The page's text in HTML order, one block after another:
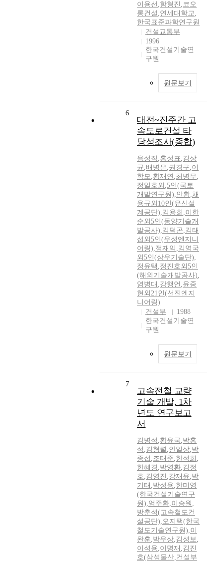
이용선 ,함형진 ,코오
롱건설 ,연세대학교,
한국표준과학연구원
건설교통부
1996
한국건설기술연
구원
원문보기
6
대전~진주간 고
속도로건설 타
당성조사(종합)
음성직 ,홍성표,김상
균,배병은,권경구,이
학모,황재연 ,최병무,
정일호외 ,5인(국토
개발연구원),안황,채
용규외10인(유신설
계공단),김용희 ,이한
순외5인(동양기술개
발공사),김덕곤,김태
섭외5인(우성엔지니
어링),정재익 ,김영국
외5인(삼우기술단),
정윤택 ,정진호외5인
(해외기술개발공사),
염병대 ,강행언 ,윤중
현외21인(선진엔지
니어링)
건설부
1988
한국건설기술연
구원
원문보기
7
고속전철 교량
기술 개발, 1차
년도 연구보고
서
김병석 ,황윤국,박홍
석 ,김형렬 ,안일상,박
종섭 ,조태준,한석희 ,
한혜경 ,박영환,김정
호,김영진 ,강재윤,박
기태 ,박성용,한미영
(한국건설기술연구
원),엄주환,이승원 ,
방춘석(고속철도건
설공단),오지택(한국
철도기술연구원),이
완훈,박우상,김성보,
이석용,이명재 ,김진
호(삼성물산,건설부